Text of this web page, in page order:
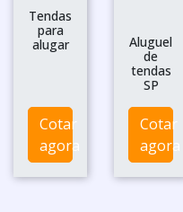
Tendas
para
alugar
Cotar
agora
Aluguel
de
tendas
SP
Cotar
agora